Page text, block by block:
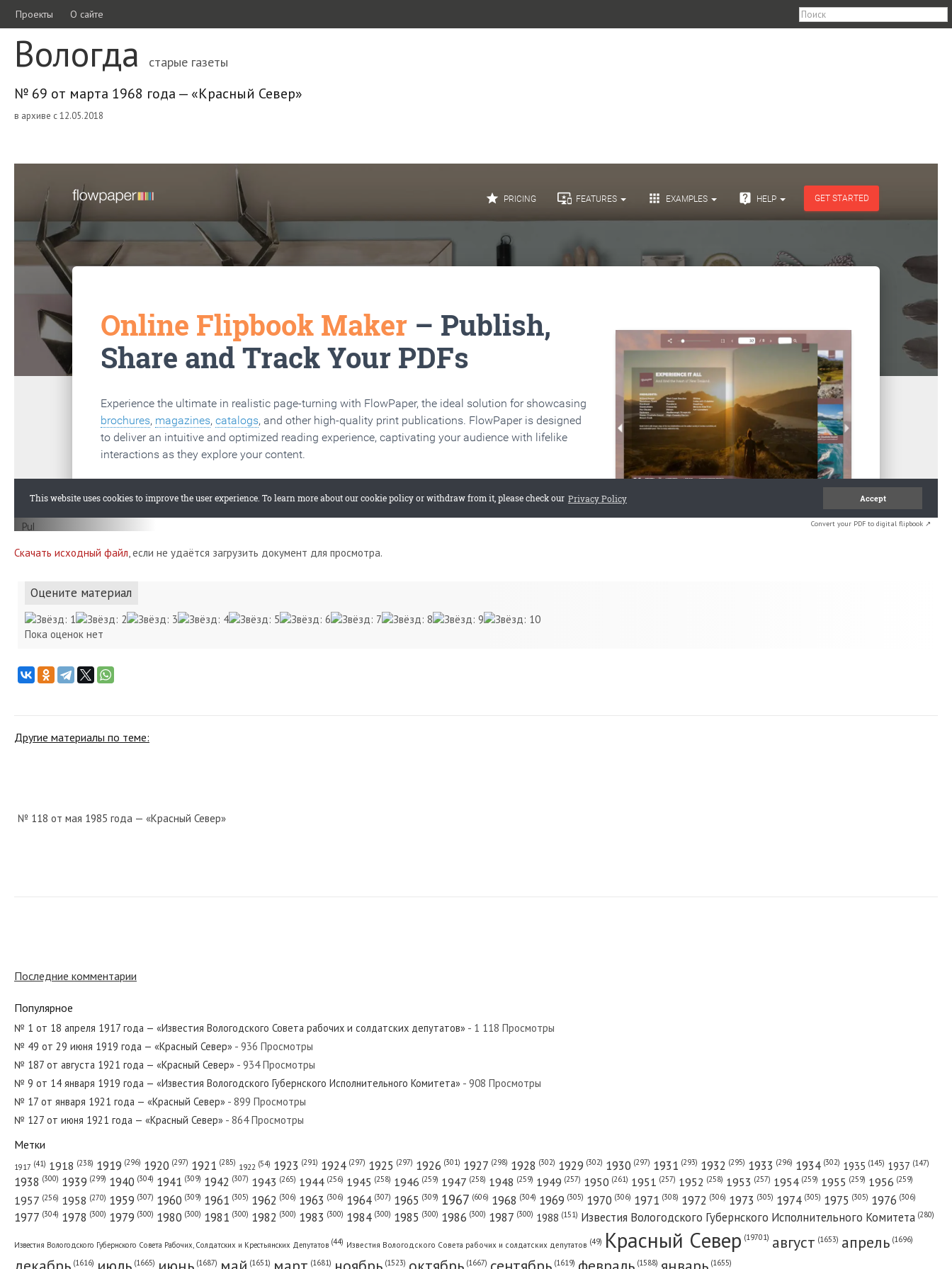
Проекты О сайте
Вологда старые газеты
№ 69 от марта 1968 года — «Красный Север»
в архиве с 12.05.2018
Convert your PDF to digital flipbook ↗
Скачать исходный файл, если не удаётся загрузить документ для просмотра.
Оцените материал
Пока оценок нет
Другие материалы по теме:
№ 118 от мая 1985 года — «Красный Север»
№ 233 от октября 1971 года — «Красный Север»
№ 48 от марта 1931 года — «Красный Север»
№ 218 от ноября 1946 года — «Красный Север»
Последние комментарии
Популярное
№ 1 от 18 апреля 1917 года — «Известия Вологодского Совета рабочих и солдатских депутатов» - 1 118 Просмотры
№ 49 от 29 июня 1919 года — «Красный Север» - 936 Просмотры
№ 187 от августа 1921 года — «Красный Север» - 934 Просмотры
№ 9 от 14 января 1919 года — «Известия Вологодского Губернского Исполнительного Комитета» - 908 Просмотры
№ 17 от января 1921 года — «Красный Север» - 899 Просмотры
№ 127 от июня 1921 года — «Красный Север» - 864 Просмотры
Метки
1917 (41) 1918 (238) 1919 (296) 1920 (297) 1921 (285) 1922 (54) 1923 (291) 1924 (297) 1925 (297) 1926 (301) 1927 (298) 1928 (302) 1929 (302) 1930 (297) 1931 (293) 1932 (295) 1933 (296) 1934 (302) 1935 (145) 1937 (147)
1938 (300) 1939 (299) 1940 (304) 1941 (309) 1942 (307) 1943 (265) 1944 (256) 1945 (258) 1946 (259) 1947 (258) 1948 (259) 1949 (257) 1950 (261) 1951 (257) 1952 (258) 1953 (257) 1954 (259) 1955 (259) 1956 (259)
1957 (256) 1958 (270) 1959 (307) 1960 (309) 1961 (305) 1962 (306) 1963 (306) 1964 (307) 1965 (309) 1967 (606) 1968 (304) 1969 (305) 1970 (306) 1971 (308) 1972 (306) 1973 (305) 1974 (305) 1975 (305) 1976 (306)
1977 (304) 1978 (300) 1979 (300) 1980 (300) 1981 (300) 1982 (300) 1983 (300) 1984 (300) 1985 (300) 1986 (300) 1987 (300) 1988 (151) Известия Вологодского Губернского Исполнительного Комитета (280)
Известия Вологодского Губернского Совета Рабочих, Солдатских и Крестьянских Депутатов (44) Известия Вологодского Совета рабочих и солдатских депутатов (49) Красный Cевер (19701) август (1653) апрель (1696)
(1616) (1665) (1687) (1651) (1681) (1523) (1667) (1619) (1588) (1655)